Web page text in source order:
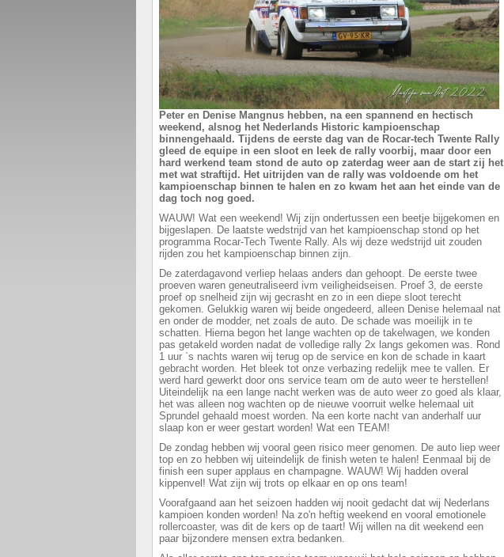
Peter en Denise Mangnus hebben, na een spannend en hectisch
weekend, alsnog het Nederlands Historic kampioenschap
binnengehaald. Tijdens de eerste dag van de Rocar-tech Twente Rally
gleed de equipe in een sloot en leek de rally voorbij, maar door een
hard werkend team stond de auto op zaterdag weer aan de start zij het
met wat straftijd. Het uitrijden van de rally was voldoende om het
kampioenschap binnen te halen en zo kwam het aan het einde van de
dag toch nog goed.
WAUW! Wat een weekend! Wij zijn ondertussen een beetje bijgekomen en
bijgeslapen. De laatste wedstrijd van het kampioenschap stond op het
programma Rocar-Tech Twente Rally. Als wij deze wedstrijd uit zouden
rijden zou het kampioenschap binnen zijn.
De zaterdagavond verliep helaas anders dan gehoopt. De eerste twee
proeven waren geneutraliseerd ivm veiligheidseisen. Proef 3, de eerste
proef op snelheid zijn wij gecrasht en zo in een diepe sloot terecht
gekomen. Gelukkig waren wij beide ongedeerd, alleen Denise helemaal nat
en onder de modder, net zoals de auto. De schade was moeilijk in te
schatten. Hierna begon het lange wachten op de takelwagen, we konden
pas getakeld worden nadat de volledige rally 2x langs gekomen was. Rond
1 uur `s nachts waren wij terug op de service en kon de schade in kaart
gebracht worden. Het bleek tot onze verbazing redelijk mee te vallen. Er
werd hard gewerkt door ons service team om de auto weer te herstellen!
Uiteindelijk na een lange nacht werken was de auto weer zo goed als klaar,
het was alleen nog wachten op de nieuwe voorruit welke helemaal uit
Sprundel gehaald moest worden. Na een korte nacht van anderhalf uur
slaap kon er weer gestart worden! Wat een TEAM!
De zondag hebben wij vooral geen risico meer genomen. De auto liep weer
top en zo hebben wij uiteindelijk de finish weten te halen! Eenmaal bij de
finish een super applaus en champagne. WAUW! Wij hadden overal
kippenvel! Wat zijn wij trots op elkaar en op ons team!
Voorafgaand aan het seizoen hadden wij nooit gedacht dat wij Nederlans
kampioen konden worden! Na zo'n heftig weekend en vooral emotionele
rollercoaster, was dit de kers op de taart! Wij willen na dit weekend een
paar bijzondere mensen extra bedanken.